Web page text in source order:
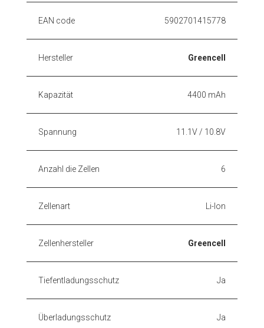
EAN code 5902701415778
Hersteller Greencell
Kapazität 4400 mAh
Spannung 11.1V / 10.8V
Anzahl die Zellen 6
Zellenart Li-Ion
Zellenhersteller Greencell
Tiefentladungsschutz Ja
Überladungsschutz Ja